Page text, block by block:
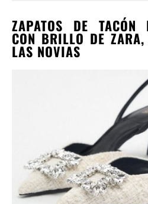
ZAPATOS DE TACÓN
CON BRILLO DE ZARA,
LAS NOVIAS